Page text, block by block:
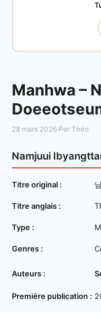
Manhwa –
28 mars 2026·Par Théo
Namjuui
Titre original :
Titre anglais :
Type :
Genres :
Auteurs :
Première publication :